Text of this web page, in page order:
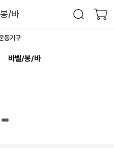
/바
동기구
바벨/봉/바